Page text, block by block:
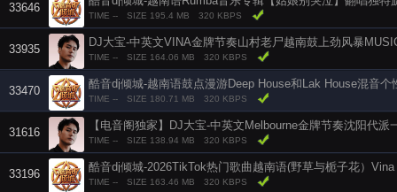
33646
TIME -- SIZE 195.4 MB 320 KBPS
33935
DJ大宝-中英文VINA金牌节奏山村老尸越南鼓上劲风暴
TIME -- SIZE 164.06 MB 320 KBPS
33470
TIME -- SIZE 180.71 MB 320 KBPS
31616
TIME -- SIZE 138.94 MB 320 KBPS
33196
TIME -- SIZE 163.46 MB 320 KBPS